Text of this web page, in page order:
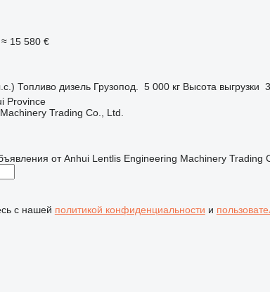
≈ 15 580 €
Топливо дизель Грузопод. 5 000 кг Высота выгрузки
Province
Trading Co., Ltd.
от Anhui Lentlis Engineering Machinery Trading
с нашей политикой конфиденциальности и